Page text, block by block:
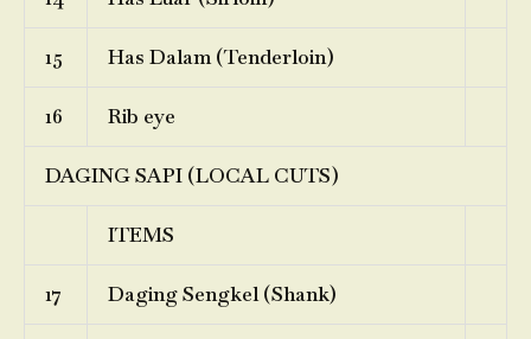
15 Has Dalam (Tenderloin)
16 Rib eye
DAGING SAPI (LOCAL CUTS)
ITEMS
17 Daging Sengkel (Shank)